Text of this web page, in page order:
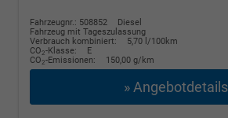
Fahrzeugnr.: 508852
Diesel
Fahrzeug mit Tageszulassung
Verbrauch kombiniert:
5,70 l/100km
CO2-Klasse:
E
CO2-Emissionen: 150,00 g/km
» Angebotdetails